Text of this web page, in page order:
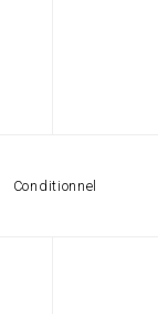
Conditionnel